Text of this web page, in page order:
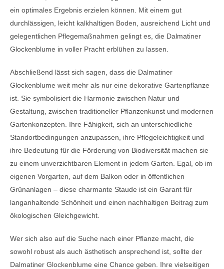
ein optimales Ergebnis erzielen können. Mit einem gut
durchlässigen, leicht kalkhaltigen Boden, ausreichend Licht und
gelegentlichen Pflegemaßnahmen gelingt es, die Dalmatiner
Glockenblume in voller Pracht erblühen zu lassen.
Abschließend lässt sich sagen, dass die Dalmatiner
Glockenblume weit mehr als nur eine dekorative Gartenpflanze
ist. Sie symbolisiert die Harmonie zwischen Natur und
Gestaltung, zwischen traditioneller Pflanzenkunst und modernen
Gartenkonzepten. Ihre Fähigkeit, sich an unterschiedliche
Standortbedingungen anzupassen, ihre Pflegeleichtigkeit und
ihre Bedeutung für die Förderung von Biodiversität machen sie
zu einem unverzichtbaren Element in jedem Garten. Egal, ob im
eigenen Vorgarten, auf dem Balkon oder in öffentlichen
Grünanlagen – diese charmante Staude ist ein Garant für
langanhaltende Schönheit und einen nachhaltigen Beitrag zum
ökologischen Gleichgewicht.
Wer sich also auf die Suche nach einer Pflanze macht, die
sowohl robust als auch ästhetisch ansprechend ist, sollte der
Dalmatiner Glockenblume eine Chance geben. Ihre vielseitigen